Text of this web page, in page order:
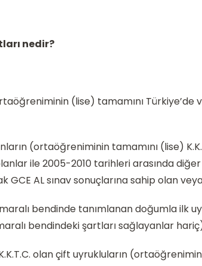
nedir?
(lise) tamamını Türkiye’de
(ortaöğreniminin tamamını (lise)
ile 2005-2010 tarihleri arasında
GCE AL sınav sonuçlarına sahip olan
bendinde tanımlanan doğumla ilk
bendindeki şartları sağlayanlar
olan çift uyrukluların